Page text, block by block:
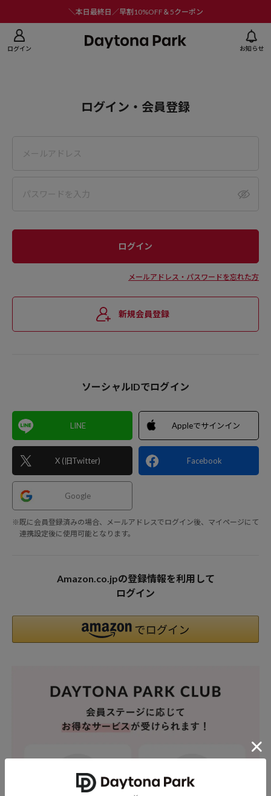
＼本日最終日／早割10%OFF＆5クーポン
ログイン お知らせ
ログイン・会員登録
メールアドレス・パスワードを忘れた方
新規会員登録
ソーシャルIDでログイン
LINE
X (旧Twitter)
Appleでサインイン
Facebook
Google
※既に会員登録済みの場合、メールアドレスでログイン後、マイページにて
連携設定後に使用可能となります。
Amazon.co.jpの登録情報を利用して
ログイン